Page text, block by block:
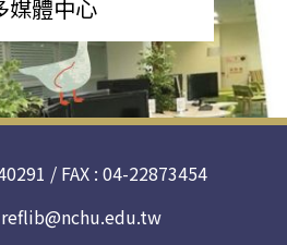
媒體中心
/ FAX : 04-22873454
reflib@nchu.edu.tw